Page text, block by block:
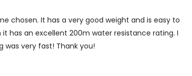
chosen. It has a very good weight and is easy to
has an excellent 200m water resistance rating. I
was very fast! Thank you!